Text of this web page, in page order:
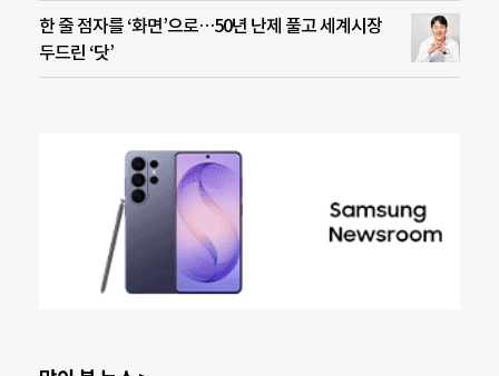
한 줄 점자를 ‘화면’으로…50년 난제 풀고 세계시장
두드린 ‘닷’